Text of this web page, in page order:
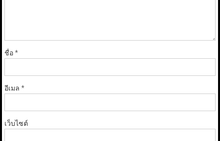
ชื่อ*
อีเมล *
เว็บไซต์